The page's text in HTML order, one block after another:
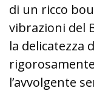
di un ricco
vibrazioni del
la delicatezza
l’avvolgente